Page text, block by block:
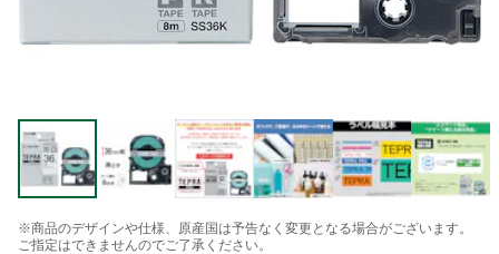
※商品のデザインや仕様、原産国は予告なく変更となる場合がございます。
ご指定はできませんのでご了承ください。